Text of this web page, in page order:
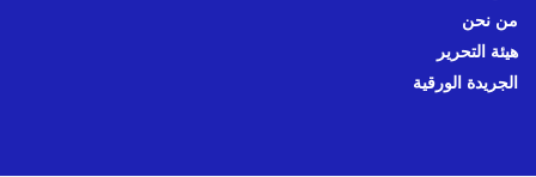
من نحن
هيئة التحرير
الجريدة الورقية